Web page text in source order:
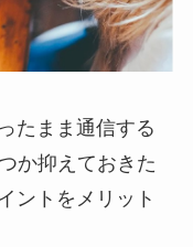
たまま通信する
か抑えておきた
ントをメリット